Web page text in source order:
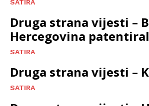
SATIRA
Druga strana vijesti –
Hercegovina
SATIRA
Druga strana vijesti –
SATIRA